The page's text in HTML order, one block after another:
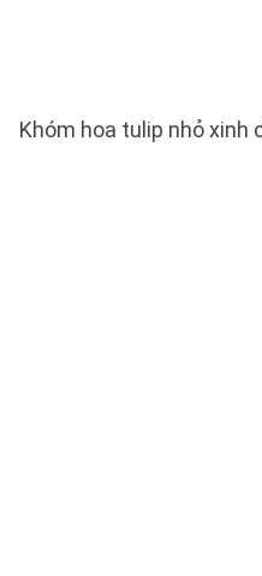
Khóm hoa tulip nhỏ xinh